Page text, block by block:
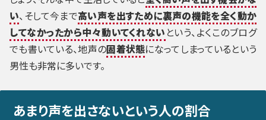
い、そして今まで高い声を出すために裏声の機能を全く動か
してなかったから中々動いてくれない という、よくこのブログ
でも書いている、地声の固着状態になってしまっているという
男性も非常に多いです。
あまり声を出さないという人の割合